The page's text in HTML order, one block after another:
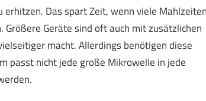
Das spart Zeit, wenn viele
Geräte sind oft auch mit zusätzlichen
macht. Allerdings benötigen diese
passt nicht jede große Mikrowelle in jede